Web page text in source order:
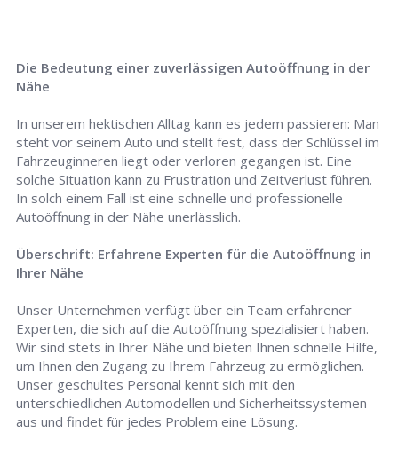
Die Bedeutung einer zuverlässigen Autoöffnung in der
Nähe
In unserem hektischen Alltag kann es jedem passieren: Man
steht vor seinem Auto und stellt fest, dass der Schlüssel im
Fahrzeuginneren liegt oder verloren gegangen ist. Eine
solche Situation kann zu Frustration und Zeitverlust führen.
In solch einem Fall ist eine schnelle und professionelle
Autoöffnung in der Nähe unerlässlich.
Überschrift: Erfahrene Experten für die Autoöffnung in
Ihrer Nähe
Unser Unternehmen verfügt über ein Team erfahrener
Experten, die sich auf die Autoöffnung spezialisiert haben.
Wir sind stets in Ihrer Nähe und bieten Ihnen schnelle Hilfe,
um Ihnen den Zugang zu Ihrem Fahrzeug zu ermöglichen.
Unser geschultes Personal kennt sich mit den
unterschiedlichen Automodellen und Sicherheitssystemen
aus und findet für jedes Problem eine Lösung.